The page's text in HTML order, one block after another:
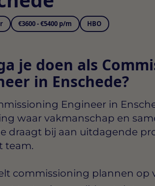
€3600 - €5400 p/m HBO
je doen als
in Enschede?
Engineer in
waar vakmanschap en
draagt bij aan uitdagende
team.
commissioning plannen op